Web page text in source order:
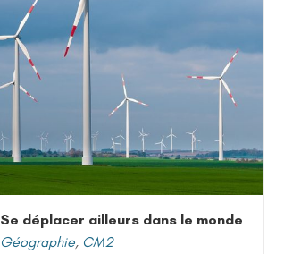
Se déplacer ailleurs dans le monde
Géographie, CM2